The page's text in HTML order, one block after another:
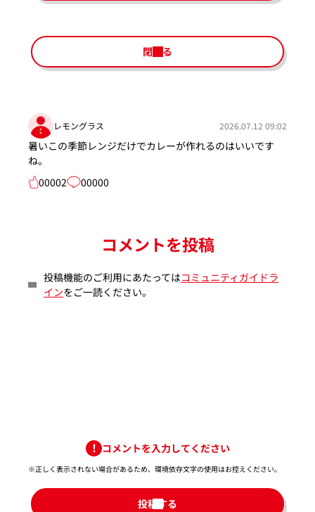
閉じる
レモングラス 2026.07.12 09:02
暑いこの季節レンジだけでカレーが作れるのはいいです
ね。
00002
00000
コメントを投稿
投稿機能のご利用にあたってはコミュニティガイドラ
インをご一読ください。
コメントを入力してください
※正しく表示されない場合があるため、環境依存文字の使用はお控えください。​
投稿する